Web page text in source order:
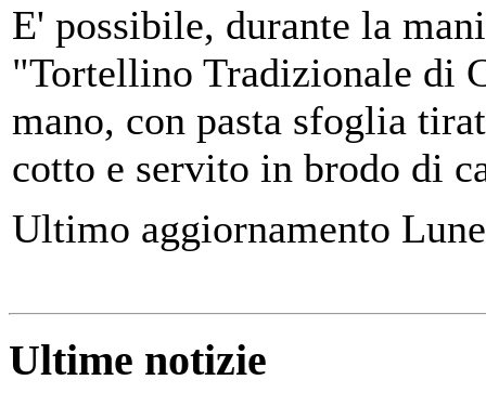
E' possibile, durante la
"Tortellino Tradizionale di
mano, con pasta sfoglia
cotto e servito in brodo di
Ultimo aggiornamento
Ultime notizie